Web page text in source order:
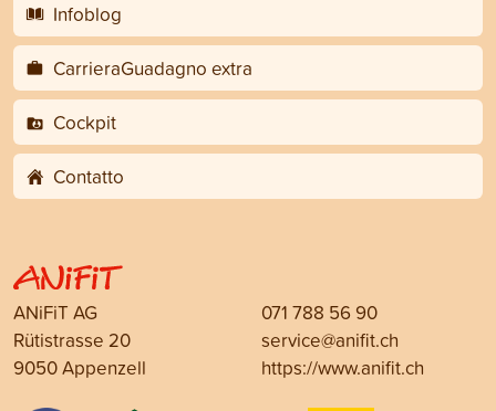
Infoblog
CarrieraGuadagno extra
Cockpit
Contatto
ANiFiT AG
Rütistrasse 20
9050 Appenzell
071 788 56 90
service@anifit.ch
https://www.anifit.ch